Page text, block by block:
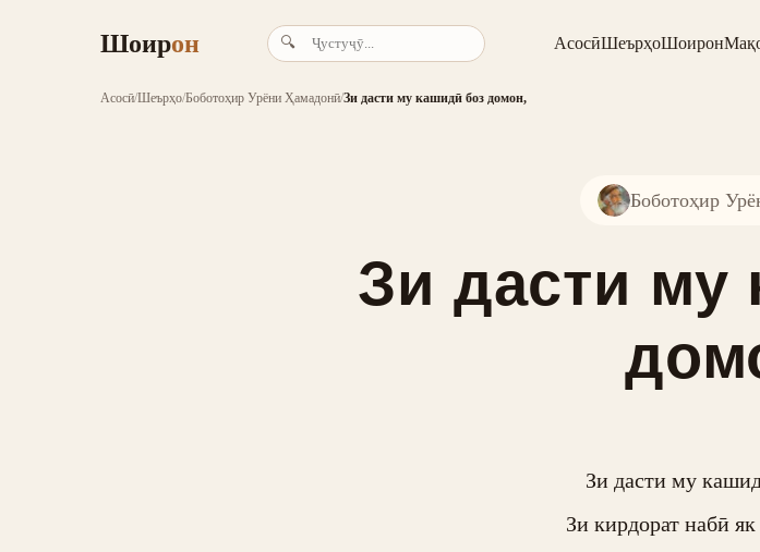
Шоирон 🔍 АсосӣШеърҳоШоирон
Асосӣ/Шеърҳо/Боботоҳир Урёни Ҳамадонӣ/Зи дасти му кашидӣ боз домон,
Боботоҳир
Зи дасти му
Зи дасти му
Зи кирдорат набӣ